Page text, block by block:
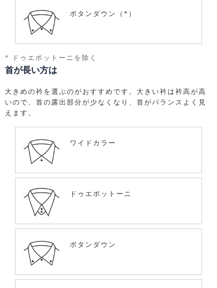
ボタンダウン（*）
* ドゥエボットーニを除く
首が長い方は
大きめの衿を選ぶのがおすすめです。大きい衿は衿高が高
いので、首の露出部分が少なくなり、首がバランスよく見
えます。
ワイドカラー
ドゥエボットーニ
ボタンダウン